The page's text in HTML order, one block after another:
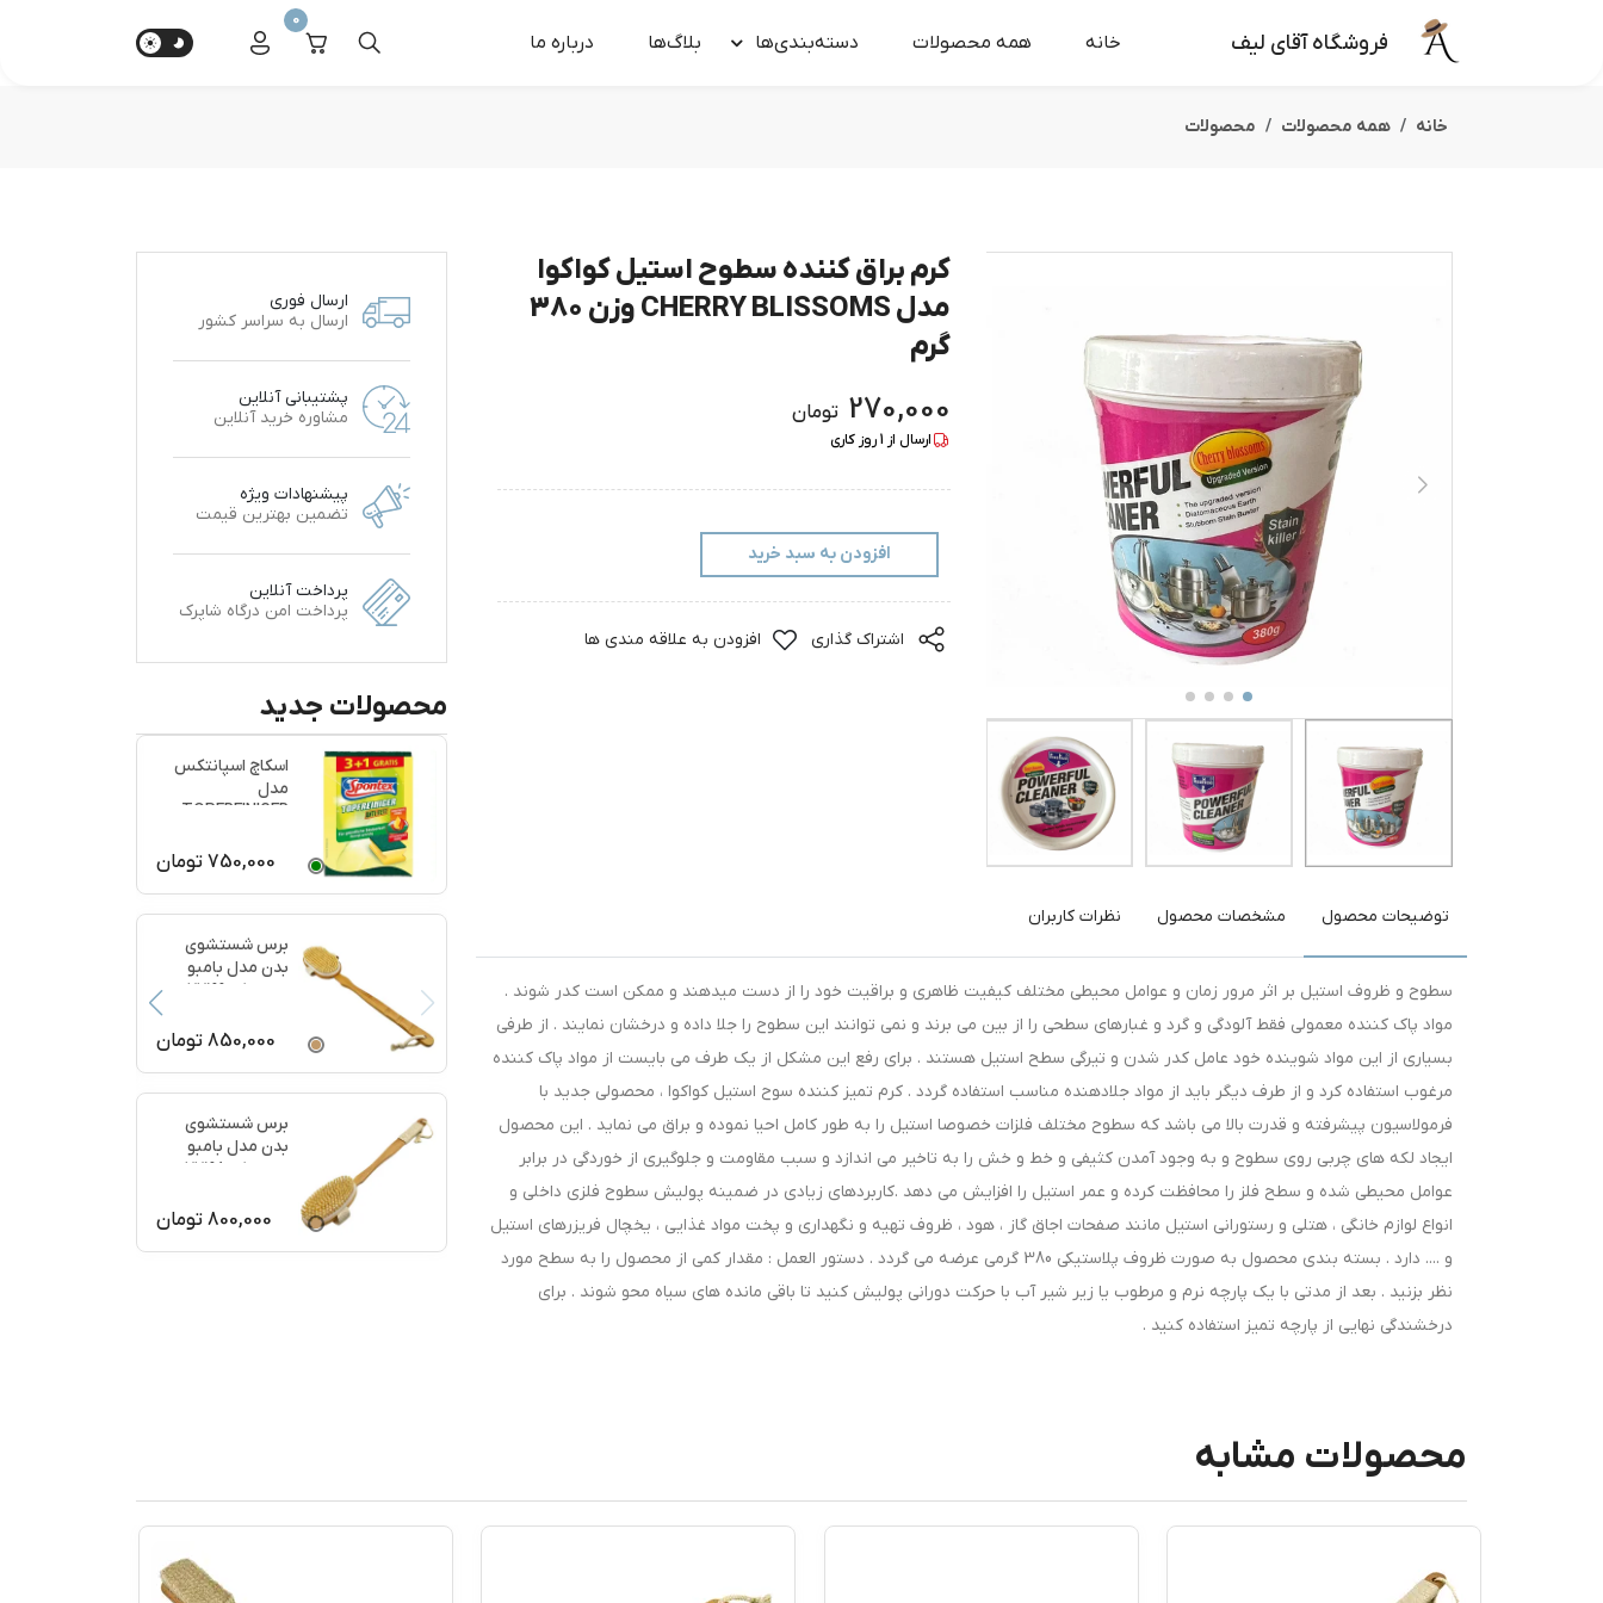
فروشگاه آقای لیف خانه همه محصولات دسته‌بندی‌ها بلاگ‌ها درباره‌ ما
0
خانه همه محصولات محصولات
کرم براق کننده سطوح استیل کواکوا
مدل CHERRY BLISSOMS وزن 380
گرم
270,000 تومان
ارسال از 1روز کاری
افزودن به سبد خرید
اشتراک گذاری افزودن به علاقه مندی ها
توضیحات محصول مشخصات محصول نظرات کاربران
سطوح و ظروف استیل بر اثر مرور زمان و عوامل محیطی مختلف کیفیت ظاهری و براقیت خود را از دست میدهند و ممکن است کدر شوند .
مواد پاک کننده معمولی فقط آلودگی و گرد و غبارهای سطحی را از بین می برند و نمی توانند این سطوح را جلا داده و درخشان نمایند . از طرفی
بسیاری از این مواد شوینده خود عامل کدر شدن و تیرگی سطح استیل هستند . برای رفع این مشکل از یک طرف می بایست از مواد پاک کننده
مرغوب استفاده کرد و از طرف دیگر باید از مواد جلادهنده مناسب استفاده گردد . کرم تمیز کننده سوح استیل کواکوا ، محصولی جدید با
فرمولاسیون پیشرفته و قدرت بالا می باشد که سطوح مختلف فلزات خصوصا استیل را به طور کامل احیا نموده و براق می نماید . این محصول
ایجاد لکه های چربی روی سطوح و به وجود آمدن کثیفی و خط و خش را به تاخیر می اندازد و سبب مقاومت و جلوگیری از خوردگی در برابر
عوامل محیطی شده و سطح فلز را محافظت کرده و عمر استیل را افزایش می دهد .کاربردهای زیادی در ضمینه پولیش سطوح فلزی داخلی و
انواع لوازم خانگی ، هتلی و رستورانی استیل مانند صفحات اجاق گاز ، هود ، ظروف تهیه و نگهداری و پخت مواد غذایی ، یخچال فریزرهای استیل
و .... دارد . بسته بندی محصول به صورت ظروف پلاستیکی 380 گرمی عرضه می گردد . دستور العمل : مقدار کمی از محصول را به سطح مورد
نظر بزنید . بعد از مدتی با یک پارچه نرم و مرطوب یا زیر شیر آب با حرکت دورانی پولیش کنید تا باقی مانده های سیاه محو شوند . برای
درخشندگی نهایی از پارچه تمیز استفاده کنید .
ارسال فوری
ارسال به سراسر کشور
پشتیبانی آنلاین
مشاوره خرید آنلاین
پیشنهادات ویژه
تضمین بهترین قیمت
پرداخت آنلاین
پرداخت امن درگاه شاپرک
محصولات جدید
اسکاچ اسپانتکس
مدل
TOPFREINIGER
750,000 تومان
برس شستشوی
بدن مدل بامبو
ماساژ کد 77199
850,000 تومان
برس شستشوی
بدن مدل بامبو
ماساژ کد 77198
800,000 تومان
محصولات مشابه